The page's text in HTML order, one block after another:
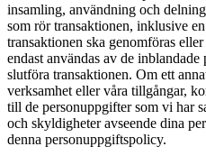
insamling, användning och
som rör transaktionen, inklusive
transaktionen ska genomföras
endast användas av de
slutföra transaktionen. Om ett
verksamhet eller våra tillgångar,
till de personuppgifter som vi har
och skyldigheter avseende dina
denna personuppgiftspolicy.